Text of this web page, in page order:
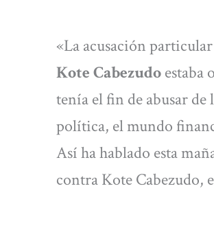
«La acusación
Kote Cabezudoestaba
tenía el fin de abusar
política, el mundo
Así ha hablado esta
contra Kote Cabezudo,